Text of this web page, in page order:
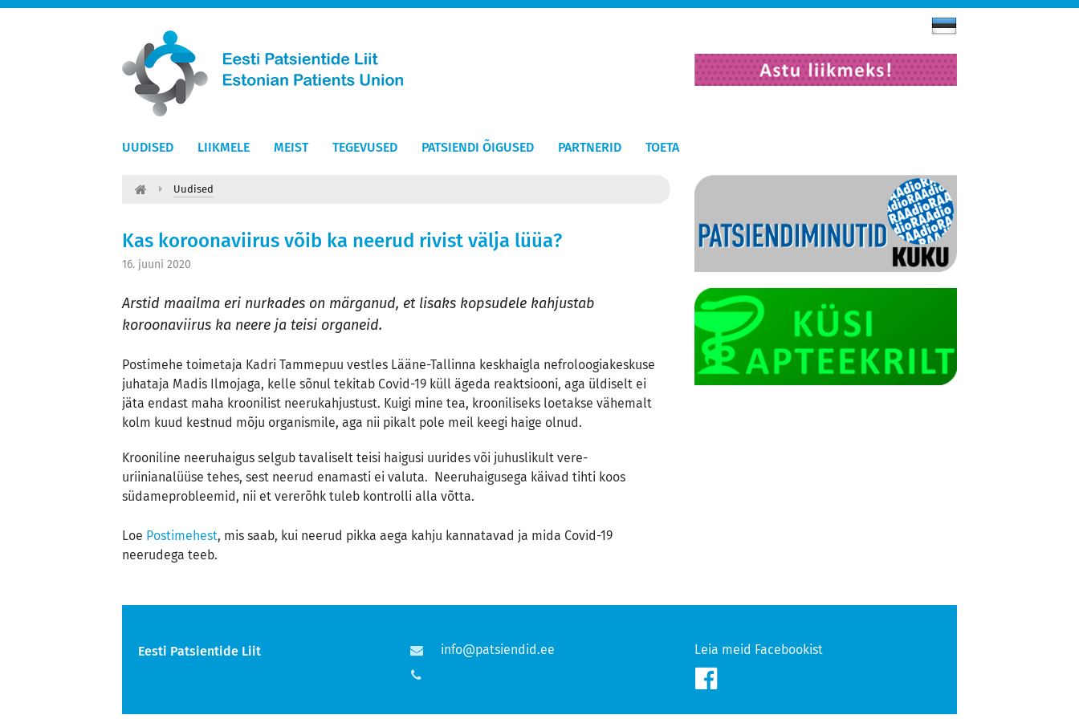
UUDISED LIIKMELE MEIST TEGEVUSED PATSIENDI ÕIGUSED PARTNERID TOETA
Uudised
Kas koroonaviirus võib ka neerud rivist välja lüüa?
16. juuni 2020
Arstid maailma eri nurkades on märganud, et lisaks kopsudele kahjustab
koroonaviirus ka neere ja teisi organeid.
Postimehe toimetaja Kadri Tammepuu vestles Lääne-Tallinna keskhaigla nefroloogiakeskuse
juhataja Madis Ilmojaga, kelle sõnul tekitab Covid-19 küll ägeda reaktsiooni, aga üldiselt ei
jäta endast maha kroonilist neerukahjustust. Kuigi mine tea, krooniliseks loetakse vähemalt
kolm kuud kestnud mõju organismile, aga nii pikalt pole meil keegi haige olnud.
Krooniline neeruhaigus selgub tavaliselt teisi haigusi uurides või juhuslikult vere-
uriinianalüüse tehes, sest neerud enamasti ei valuta. Neeruhaigusega käivad tihti koos
südameprobleemid, nii et vererõhk tuleb kontrolli alla võtta.
Loe Postimehest, mis saab, kui neerud pikka aega kahju kannatavad ja mida Covid-19
neerudega teeb.
Eesti Patsientide Liit info@patsiendid.ee Leia meid Facebookist